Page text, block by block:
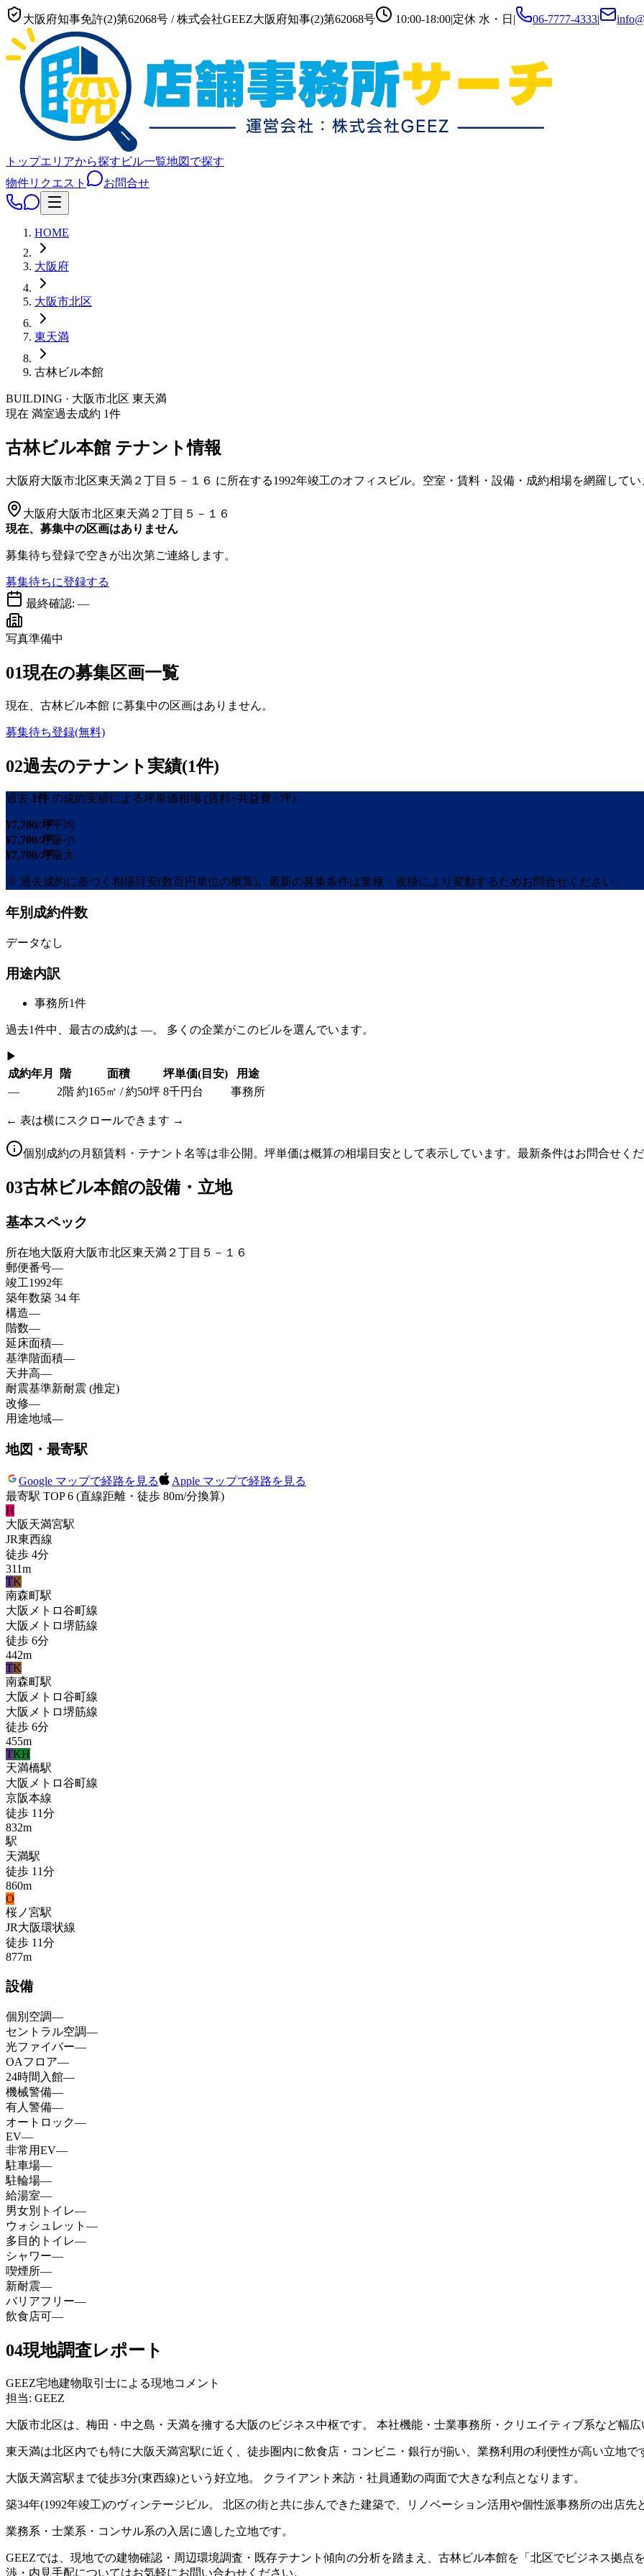
大阪府知事免許(2)第62068号 /株式会社GEEZ大阪府知事(2)第62068号 10:00-18:00|定休 水・日 | 06-7777-4333|
トップエリアから探す ビル一覧地図で探す
物件リクエスト
お問合せ
HOME
大阪府
大阪市北区
東天満
古林ビル本館
BUILDING · 大阪市北区 東天満
現在 満室過去成約 1件
古林ビル本館 テナント情報
大阪府大阪市北区東天満２丁目５－１６ に所在する1992年竣工のオフィスビル。空室・賃料・設備・成約相場を網羅してい
大阪府大阪市北区東天満２丁目５－１６
現在、募集中の区画はありません
募集待ち登録で空きが出次第ご連絡します。
募集待ちに登録する
最終確認: —
写真準備中
01現在の募集区画一覧
現在、 古林ビル本館 に募集中の区画はありません。
募集待ち登録(無料)
02過去のテナント実績(1件)
過去 1件 の成約実績による坪単価相場 (賃料+共益費 / 坪)
¥7,700/坪平均
¥7,700/坪最小
¥7,700/坪最大
※ 過去成約に基づく相場目安(数百円単位の概算)。最新の募集条件は業種・規模により変動するためお問合せください。
年別成約件数
データなし
用途内訳
事務所1件
過去1件中、最古の成約は —。 多くの企業がこのビルを選んでいます。
▶
成約年月
階 面積 坪単価(目安)
用途
—
2階 約165㎡ / 約50坪 8千円台 事務所
← 表は横にスクロールできます →
個別成約の月額賃料・テナント名等は非公開。坪単価は概算の相場目安として表示しています。最新条件はお問合せく
03古林ビル本館の設備・立地
基本スペック
所在地大阪府大阪市北区東天満２丁目５－１６
郵便番号—
竣工1992年
築年数築 34 年
構造—
階数—
延床面積—
基準階面積—
天井高—
耐震基準新耐震 (推定)
改修—
用途地域—
地図・最寄駅
Google マップで経路を見る
Apple マップで経路を見る
最寄駅 TOP 6 (直線距離・徒歩 80m/分換算)
H
大阪天満宮駅
JR東西線
徒歩 4分
311m
TK
南森町駅
大阪メトロ谷町線
大阪メトロ堺筋線
徒歩 6分
442m
TK
南森町駅
大阪メトロ谷町線
大阪メトロ堺筋線
徒歩 6分
455m
TKH
天満橋駅
大阪メトロ谷町線
京阪本線
徒歩 11分
832m
駅
天満駅
徒歩 11分
860m
O
桜ノ宮駅
JR大阪環状線
徒歩 11分
877m
設備
個別空調—
セントラル空調—
光ファイバー—
OAフロア—
24時間入館—
機械警備—
有人警備—
オートロック—
EV—
非常用EV—
駐車場—
駐輪場—
給湯室—
男女別トイレ—
ウォシュレット —
多目的トイレ—
シャワー—
喫煙所—
新耐震—
バリアフリー—
飲食店可—
04現地調査レポート
GEEZ宅地建物取引士による現地コメント
担当: GEEZ
大阪市北区は、梅田・中之島・天満を擁する大阪のビジネス中枢です。 本社機能・士業事務所・クリエイティブ系など幅
東天満は北区内でも特に大阪天満宮駅に近く、徒歩圏内に飲食店・コンビニ・銀行が揃い、業務利用の利便性が高い立地で
大阪天満宮駅まで徒歩3分(東西線)という好立地。 クライアント来訪・社員通勤の両面で大きな利点となります。
築34年(1992年竣工)のヴィンテージビル。 北区の街と共に歩んできた建築で、リノベーション活用や個性派事務所の出店先
業務系・士業系・コンサル系の入居に適した立地です。
GEEZでは、現地での建物確認・周辺環境調査・既存テナント傾向の分析を踏まえ、古林ビル本館を「北区でビジネス拠点
渉・内見手配についてはお気軽にお問い合わせください。